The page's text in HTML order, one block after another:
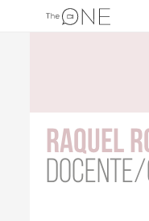
Raquel